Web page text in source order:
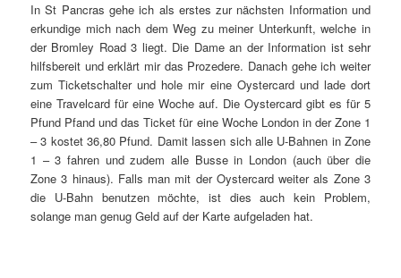
In St Pancras gehe ich als erstes zur nächsten Information und
erkundige mich nach dem Weg zu meiner Unterkunft, welche in
der Bromley Road 3 liegt. Die Dame an der Information ist sehr
hilfsbereit und erklärt mir das Prozedere. Danach gehe ich weiter
zum Ticketschalter und hole mir eine Oystercard und lade dort
eine Travelcard für eine Woche auf. Die Oystercard gibt es für 5
Pfund Pfand und das Ticket für eine Woche London in der Zone 1
– 3 kostet 36,80 Pfund. Damit lassen sich alle U-Bahnen in Zone
1 – 3 fahren und zudem alle Busse in London (auch über die
Zone 3 hinaus). Falls man mit der Oystercard weiter als Zone 3
die U-Bahn benutzen möchte, ist dies auch kein Problem,
solange man genug Geld auf der Karte aufgeladen hat.